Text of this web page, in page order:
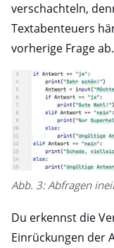
verschachteln,
Textabenteuers
vorherige Frage
Abb. 3: Abfragen
Du erkennst die
Einrückungen der